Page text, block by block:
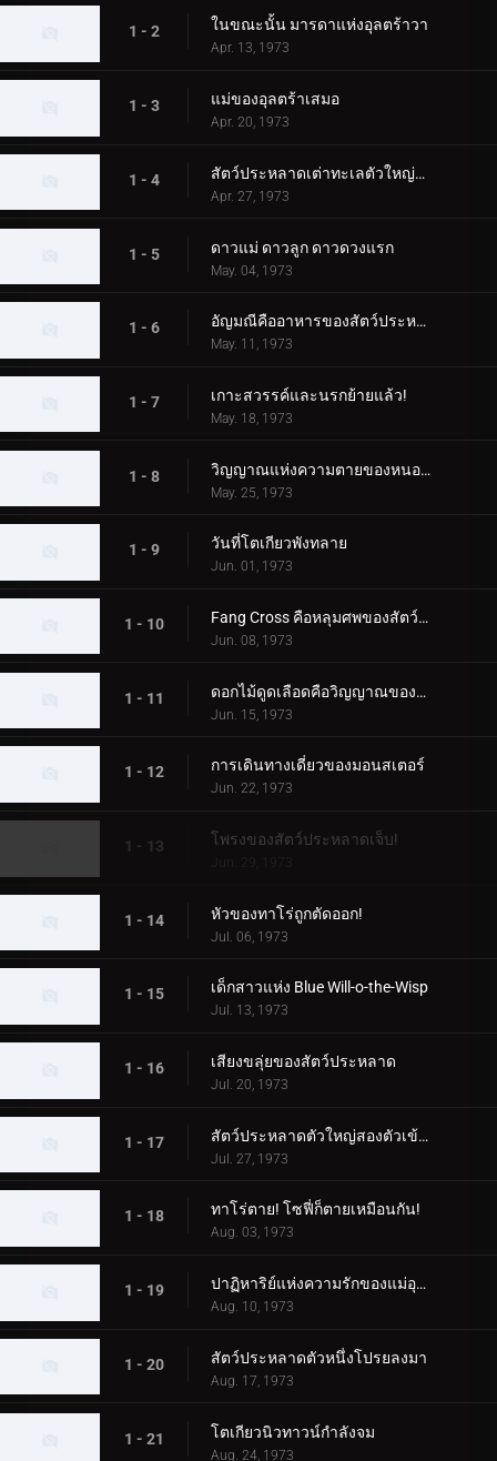
1 - 2 ในขณะนั้น มารดาแห่งอุลตร้าวา
Apr. 13, 1973
1 - 3 แม่ของอุลตร้าเสมอ
Apr. 20, 1973
1 - 4 สัตว์ประหลาดเต่าทะเลตัวใหญ่บุกโตเกียว!
Apr. 27, 1973
1 - 5 ดาวแม่ ดาวลูก ดาวดวงแรก
May. 04, 1973
1 - 6 อัญมณีคืออาหารของสัตว์ประหลาด!
May. 11, 1973
1 - 7 เกาะสวรรค์และนรกย้ายแล้ว!
May. 18, 1973
1 - 8 วิญญาณแห่งความตายของหนองน้ำกินคน
May. 25, 1973
1 - 9 วันที่โตเกียวพังทลาย
Jun. 01, 1973
1 - 10 Fang Cross คือหลุมศพของสัตว์ประหลาด!
Jun. 08, 1973
1 - 11 ดอกไม้ดูดเลือดคือวิญญาณของเด็กสาว
Jun. 15, 1973
1 - 12 การเดินทางเดี่ยวของมอนสเตอร์
Jun. 22, 1973
1 - 13 โพรงของสัตว์ประหลาดเจ็บ!
Jun. 29, 1973
1 - 14 หัวของทาโร่ถูกตัดออก!
Jul. 06, 1973
1 - 15 เด็กสาวแห่ง Blue Will-o-the-Wisp
Jul. 13, 1973
1 - 16 เสียงขลุ่ยของสัตว์ประหลาด
Jul. 20, 1973
1 - 17 สัตว์ประหลาดตัวใหญ่สองตัวเข้าใกล้ทาโร่!
Jul. 27, 1973
1 - 18 ทาโร่ตาย! โซฟี่ก็ตายเหมือนกัน!
Aug. 03, 1973
1 - 19 ปาฏิหาริย์แห่งความรักของแม่อุลตร้า!
Aug. 10, 1973
1 - 20 สัตว์ประหลาดตัวหนึ่งโปรยลงมา
Aug. 17, 1973
1 - 21 โตเกียวนิวทาวน์กำลังจม
Aug. 24, 1973